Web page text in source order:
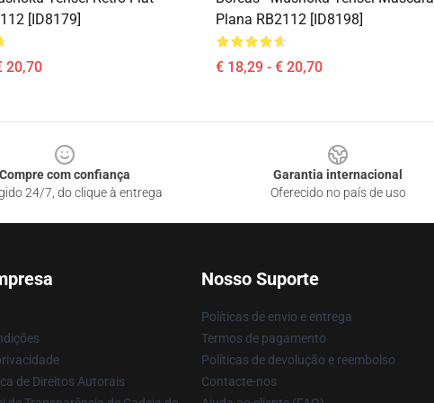
[ID8179]
20,70
Plana RB2112 [ID8198]
€ 18,29 - € 20,70
Compre com confiança
24/7, do clique à entrega
Garantia internacional
Oferecido no país de uso
de Direitos Autorais
Nosso Suporte
Políticas de envio e entrega
Termos de pagamento
Políticas de devolução e reembolso
Contacte-nos